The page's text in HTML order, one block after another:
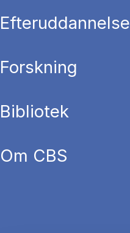
Efteruddannelse
Forskning
Bibliotek
Om CBS